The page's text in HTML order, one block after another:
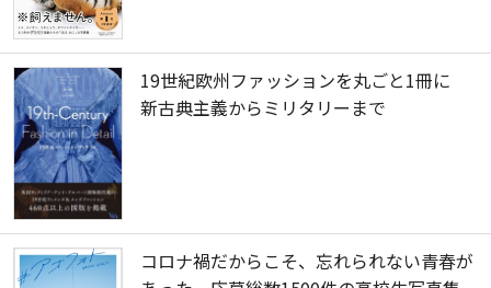
19世紀欧州ファッションを丸ごと1冊に
新古典主義からミリタリーまで
コロナ禍だからこそ、忘れられない青春が